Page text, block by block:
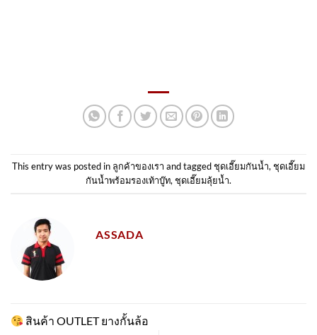
This entry was posted in ลูกค้าของเรา and taggedชุดเอี๊ยมกันน้ำ, ชุดเอี๊ยม
กันน้ำพร้อมรองเท้าบู๊ท, ชุดเอี๊ยมลุ้ยน้ำ.
ASSADA
สินค้า OUTLET ยางกั้นล้อ